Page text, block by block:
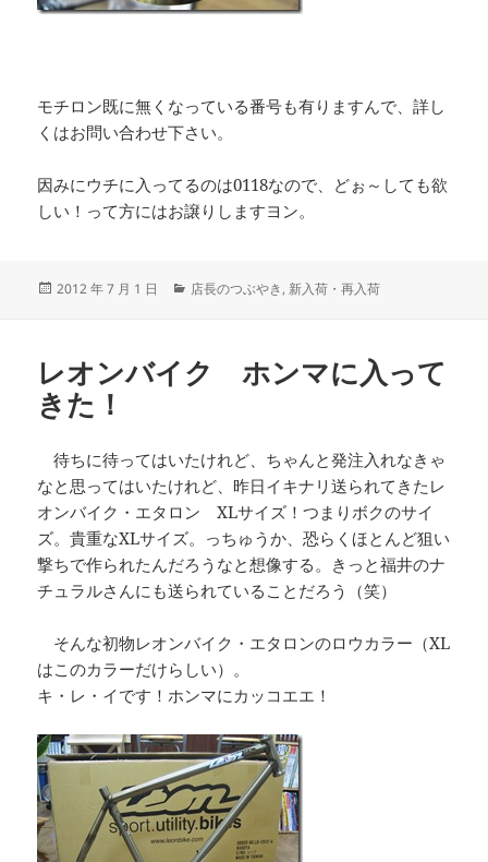
モチロン既に無くなっている番号も有りますんで、詳し
くはお問い合わせ下さい。
因みにウチに入ってるのは0118なので、どぉ～しても欲
しい！って方にはお譲りしますヨン。
投
2012 年 7 月 1 日
カ
ー
店長のつぶやき, 新入荷・再入荷
レオンバイク ホンマに入って
きた！
待ちに待ってはいたけれど、ちゃんと発注入れなきゃ
なと思ってはいたけれど、昨日イキナリ送られてきたレ
オンバイク・エタロン XLサイズ！つまりボクのサイ
ズ。貴重なXLサイズ。っちゅうか、恐らくほとんど狙い
撃ちで作られたんだろうなと想像する。きっと福井のナ
チュラルさんにも送られていることだろう（笑）
そんな初物レオンバイク・エタロンのロウカラー（XL
はこのカラーだけらしい）。
キ・レ・イです！ホンマにカッコエエ！